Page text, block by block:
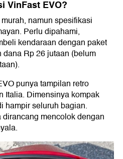
VinFast EVO?
namun spesifikasi
Perlu dipahami,
kendaraan dengan paket
Rp 26 jutaan (belum
punya tampilan retro
Italia. Dimensinya kompak
hampir seluruh bagian.
mencolok dengan